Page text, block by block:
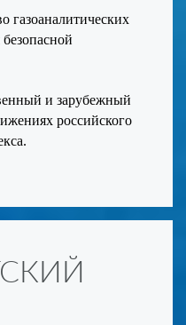
газоаналитических
и зарубежный
российского